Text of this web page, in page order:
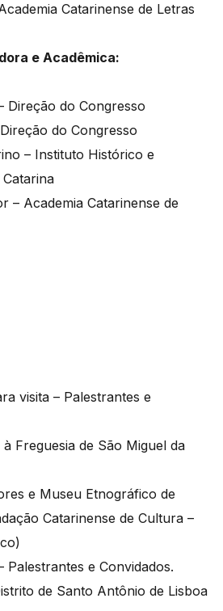
Catarinense de Letras
e Acadêmica:
Direção do Congresso
do Congresso
– Instituto Histórico e
– Academia Catarinense de
visita – Palestrantes e
Freguesia de São Miguel da
e Museu Etnográfico de
Catarinense de Cultura –
Palestrantes e Convidados.
de Santo Antônio de Lisboa